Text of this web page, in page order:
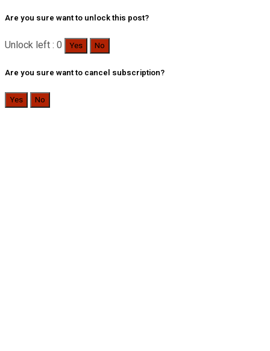
Are you sure want to unlock this post?
Unlock left : 0 Yes No
Are you sure want to cancel subscription?
Yes No